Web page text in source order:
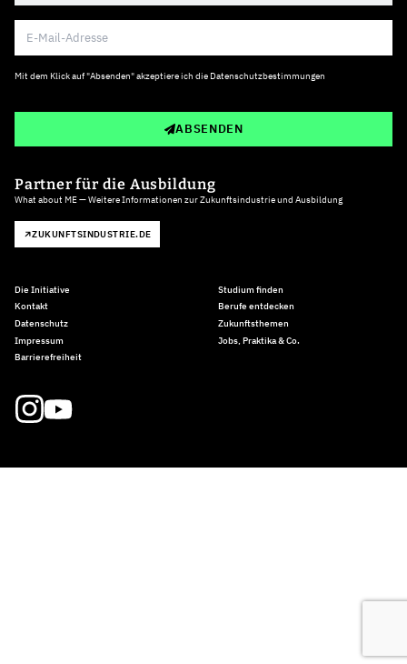
Mit dem Klick auf "Absenden" akzeptiere ich die Datenschutzbestimmungen
ABSENDEN
Partner für die Ausbildung
What about ME — Weitere Informationen zur Zukunftsindustrie und Ausbildung
ZUKUNFTSINDUSTRIE.DE
Die Initiative
Kontakt
Datenschutz
Impressum
Barrierefreiheit
Studium finden
Berufe entdecken
Zukunftsthemen
Jobs, Praktika & Co.